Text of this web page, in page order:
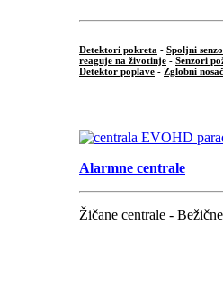
Detektori pokreta - Spoljni
reaguje na životinje - Senzori
Detektor poplave - Zglobni
Alarmne centrale
Žičane centrale -